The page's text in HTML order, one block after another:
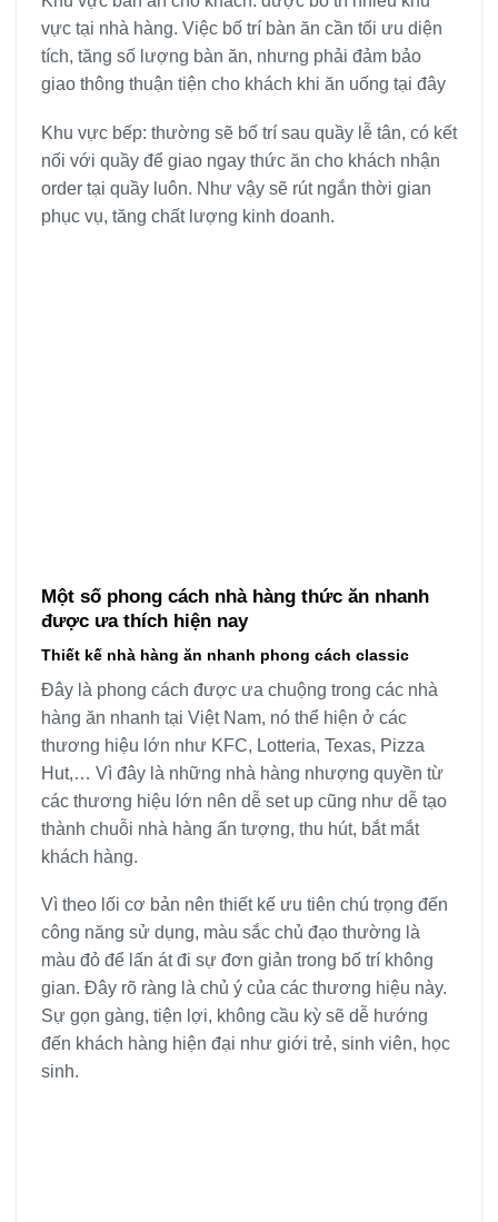
vực tại nhà hàng. Việc bố trí bàn ăn cần tối ưu diện
tích, tăng số lượng bàn ăn, nhưng phải đảm bảo
giao thông thuận tiện cho khách khi ăn uống tại đây
Khu vực bếp: thường sẽ bố trí sau quầy lễ tân, có kết
nối với quầy để giao ngay thức ăn cho khách nhận
order tại quầy luôn. Như vậy sẽ rút ngắn thời gian
phục vụ, tăng chất lượng kinh doanh.
Một số phong cách nhà hàng thức ăn nhanh
được ưa thích hiện nay
Thiết kế nhà hàng ăn nhanh phong cách classic
Đây là phong cách được ưa chuộng trong các nhà
hàng ăn nhanh tại Việt Nam, nó thể hiện ở các
thương hiệu lớn như KFC, Lotteria, Texas, Pizza
Hut,… Vì đây là những nhà hàng nhượng quyền từ
các thương hiệu lớn nên dễ set up cũng như dễ tạo
thành chuỗi nhà hàng ấn tượng, thu hút, bắt mắt
khách hàng.
Vì theo lối cơ bản nên thiết kế ưu tiên chú trọng đến
công năng sử dụng, màu sắc chủ đạo thường là
màu đỏ để lấn át đi sự đơn giản trong bố trí không
gian. Đây rõ ràng là chủ ý của các thương hiệu này.
Sự gọn gàng, tiện lợi, không cầu kỳ sẽ dễ hướng
đến khách hàng hiện đại như giới trẻ, sinh viên, học
sinh.